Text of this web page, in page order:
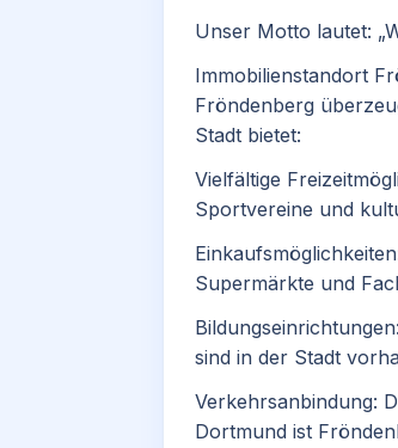
Unser Motto lautet:
Immobilienstandort
Fröndenberg
Stadt bietet:
Vielfältige
Sportvereine und
Supermärkte und
sind in der Stadt
Verkehrsanbindung:
Dortmund ist